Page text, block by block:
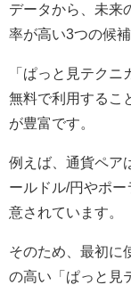
データから、未来
率が高い3つの候
「ぱっと見テク
無料で利用するこ
が豊富です。
例えば、通貨ペア
ールドル/円やポ
意されています。
そのため、最初に
の高い「ぱっと見